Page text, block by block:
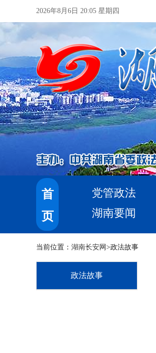
2026年8月6日 20:05 星期四
首
页
党管政法
湖南要闻
当前位置： 湖南长安网 >政法故事
政法故事